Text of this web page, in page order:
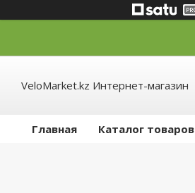
VeloMarket.kz Интернет-магазин
Главная Каталог товаров